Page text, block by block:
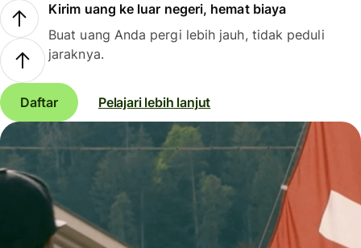
Kirim uang ke luar negeri, hemat biaya
Buat uang Anda pergi lebih jauh, tidak peduli
jaraknya.
Daftar Pelajari lebih lanjut